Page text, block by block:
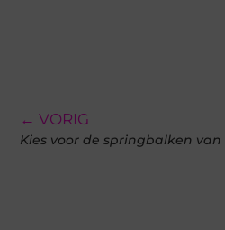
← VORIG
Kies voor de springbalken